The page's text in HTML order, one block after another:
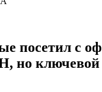
посетил с
но ключевой